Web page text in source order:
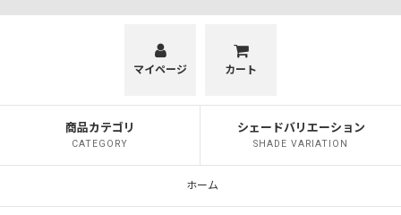
レトロ 1005
商品カテゴリ
CATEGORY
シェードバリエーション
SHADE VARIATION
マイページ カート
ホーム